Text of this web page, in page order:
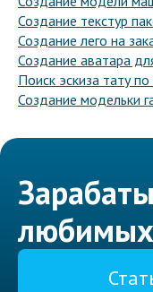
Создание текстур
Создание лего на
Создание аватара
Поиск эскиза тату
Создание модельки
любимых